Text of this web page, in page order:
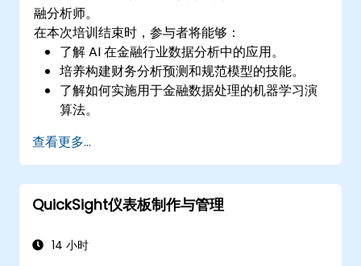
融分析师。
在本次培训结束时，参与者将能够：
了解 AI 在金融行业数据分析中的应用。
培养构建财务分析预测和规范模型的技能。
了解如何实施用于金融数据处理的机器学习演
算法。
制定决策。
查看更多...
QuickSight仪表板制作与管理
14 小时